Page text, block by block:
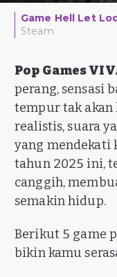
Game Hell Let
Steam
Pop Games
perang, sensasi
tempur tak akan
realistis, suara
yang mendekati
tahun 2025 ini,
canggih,
semakin hidup.
Berikut 5 game
bikin kamu